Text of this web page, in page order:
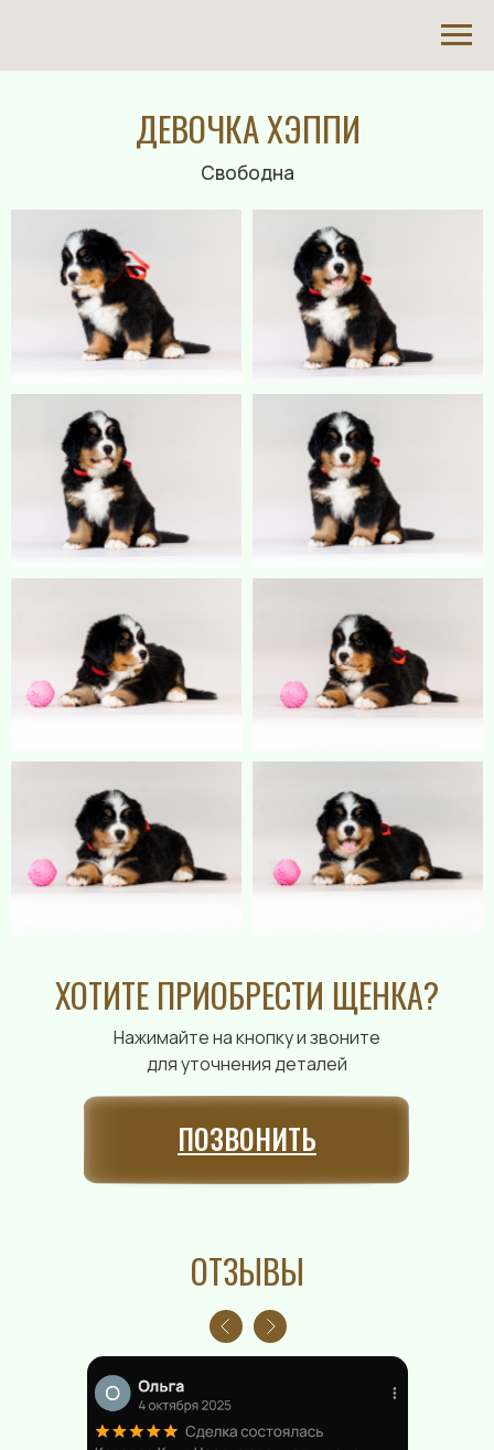
ДЕВОЧКА ХЭППИ
Свободна
ХОТИТЕ ПРИОБРЕСТИ ЩЕНКА?
Нажимайте на кнопку и звоните
для уточнения деталей
ПОЗВОНИТЬ
ОТЗЫВЫ